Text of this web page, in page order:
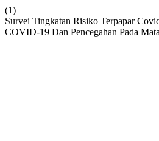
(1)
Survei Tingkatan Risiko Terpapar
COVID-19 Dan Pencegahan Pada